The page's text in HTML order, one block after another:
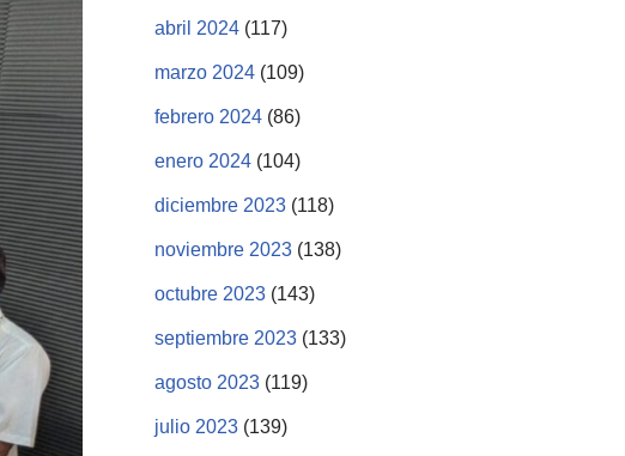
abril 2024 (117)
marzo 2024 (109)
febrero 2024 (86)
enero 2024 (104)
diciembre 2023 (118)
noviembre 2023 (138)
octubre 2023 (143)
septiembre 2023 (133)
agosto 2023 (119)
julio 2023 (139)